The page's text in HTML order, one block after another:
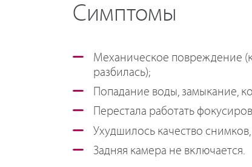
Симптомы
Механическое повреждение
разбилась);
Попадание воды, замыкание,
Перестала работать
Ухудшилось качество
Задняя камера не включается.